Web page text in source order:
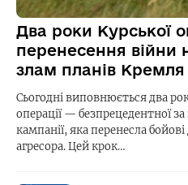
Два роки Курської
перенесення війни
злам планів Кремля
Сьогодні виповнюється два
операції — безпрецедентної
кампанії, яка перенесла
агресора. Цей крок…